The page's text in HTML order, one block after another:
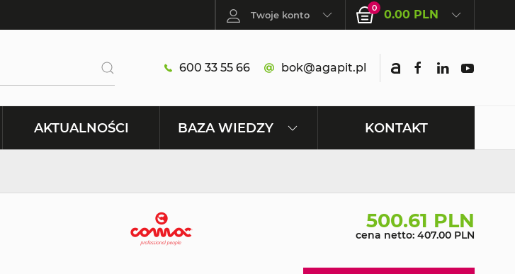
Twoje konto
0 0.00 PLN
600 33 55 66 bok@agapit.pl
AKTUALNOŚCI BAZA WIEDZY KONTAKT
500.61 PLN
cena netto: 407.00 PLN